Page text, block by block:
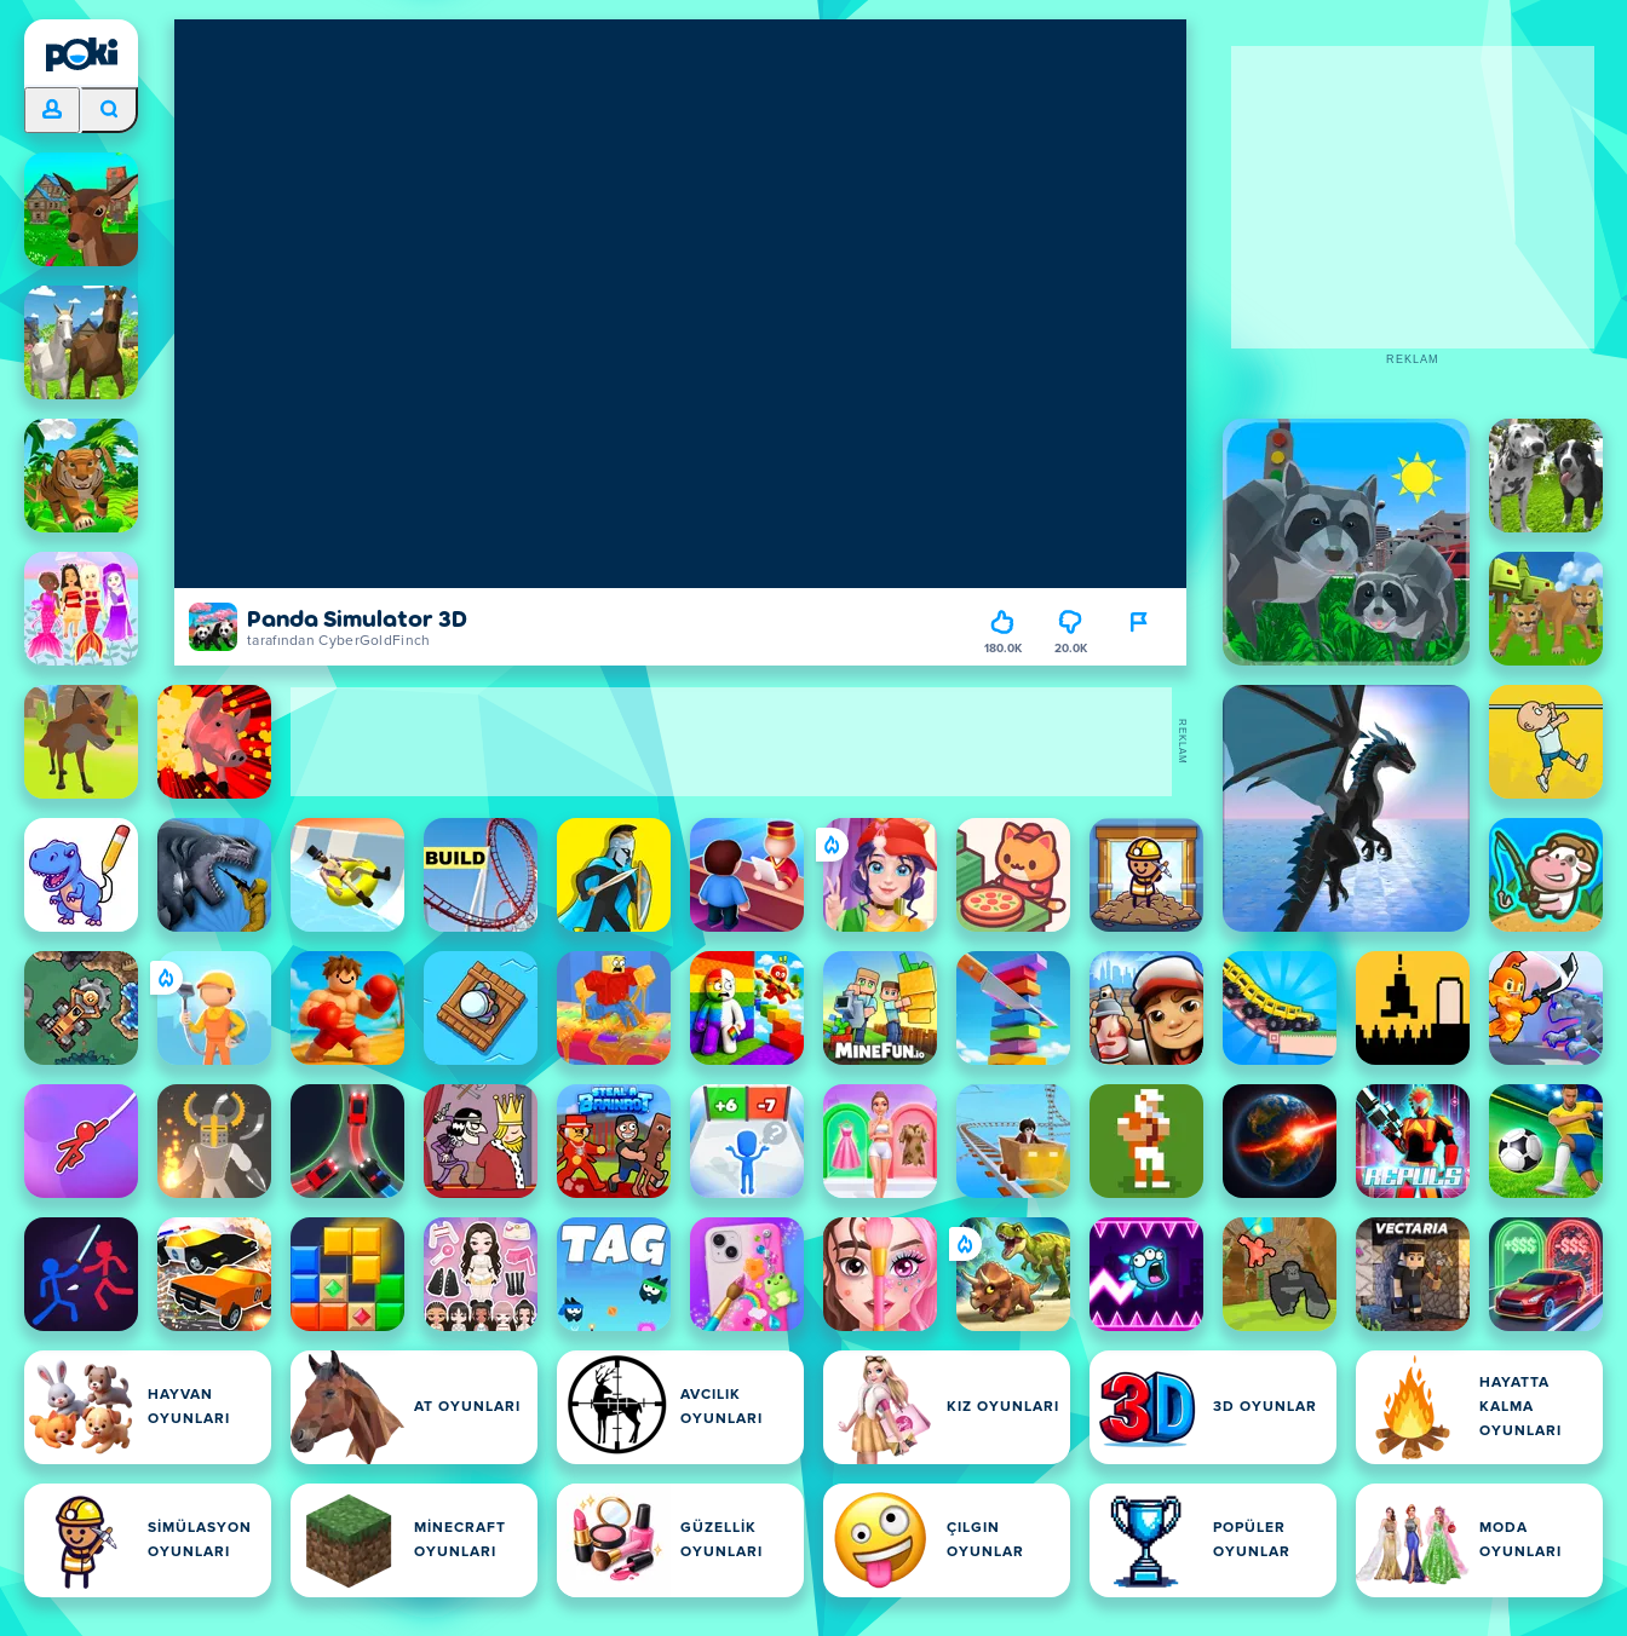
Panda Simulator 3D
tarafından CyberGoldFinch 180.0K 20.0K
HAYVAN
OYUNLARI
AT OYUNLARI
AVCILIK
OYUNLARI
KIZ OYUNLARI 3D OYUNLAR
HAYATTA
KALMA
OYUNLARI
SIMÜLASYON
OYUNLARI
MINECRAFT
OYUNLARI
GÜZELLIK
OYUNLARI
ÇILGIN
OYUNLAR
POPÜLER
OYUNLAR
MODA
OYUNLARI
REKLAM
REKLAM